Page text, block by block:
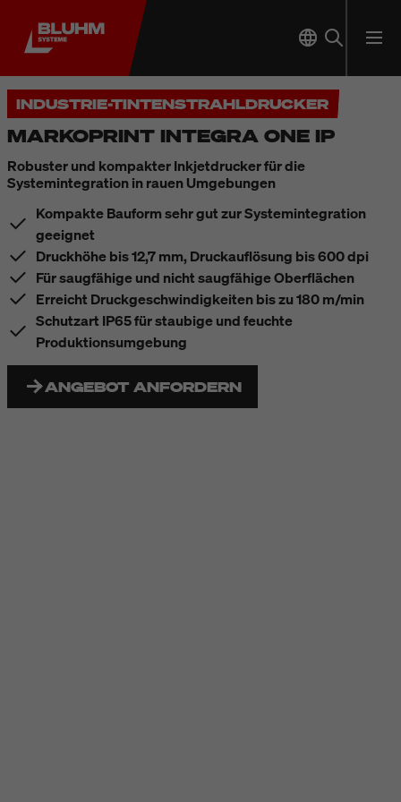
INDUSTRIE-TINTENSTRAHLDRUCKER
MARKOPRINT INTEGRA ONE IP
Robuster und kompakter Inkjetdrucker für die
Systemintegration in rauen Umgebungen
Kompakte Bauform sehr gut zur Systemintegration
geeignet
Druckhöhe bis 12,7 mm, Druckauflösung bis 600 dpi
Für saugfähige und nicht saugfähige Oberflächen
Erreicht Druckgeschwindigkeiten bis zu 180 m/min
Schutzart IP65 für staubige und feuchte
Produktionsumgebung
ANGEBOT ANFORDERN